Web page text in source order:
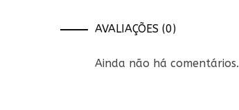
AVALIAÇÕES (0)
Ainda não há comentários.